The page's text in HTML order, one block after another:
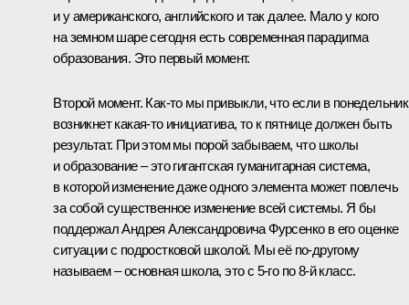
и у американского, английского и так далее. Мало у кого
на земном шаре сегодня есть современная парадигма
образования. Это первый момент.
Второй момент. Как‑то мы привыкли, что если в понедельник
возникнет какая‑то инициатива, то к пятнице должен быть
результат. При этом мы порой забываем, что школы
и образование – это гигантская гуманитарная система,
в которой изменение даже одного элемента может повлечь
за собой существенное изменение всей системы. Я бы
поддержал Андрея Александровича Фурсенко в его оценке
ситуации с подростковой школой. Мы её по‑другому
называем – основная школа, это с 5-го по 8-й класс.